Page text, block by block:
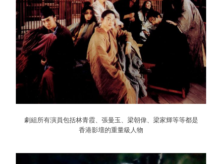
劇組所有演員包括林青霞、張曼玉、梁朝偉、梁家輝等等都是
香港影壇的重量級人物